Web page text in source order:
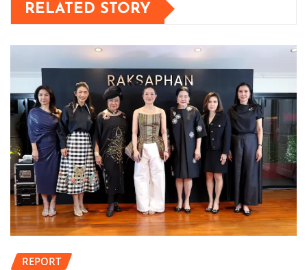
RELATED STORY
REPORT